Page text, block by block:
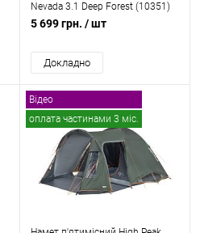
Nevada 3.1 Deep Forest (10351)
5 699 грн. / шт
Докладно
Відео
оплата частинами 3 міс.
безкоштовна доставка